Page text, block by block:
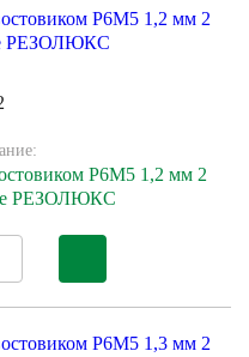
Р6М5 1,2 мм 2
РЕЗОЛЮКС